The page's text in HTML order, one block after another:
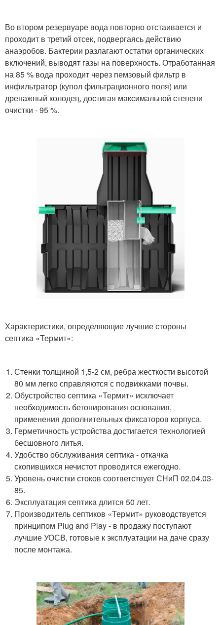
Во втором резервуаре вода повторно отстаивается и
проходит в третий отсек, подвергаясь действию
анаэробов. Бактерии разлагают остатки органических
включений, выводят газы на поверхность. Отработанная
на 85 % вода проходит через пемзовый фильтр в
инфильтратор (купол фильтрационного поля) или
дренажный колодец, достигая максимальной степени
очистки - 95 %.
Характеристики, определяющие лучшие стороны
септика «Термит»:
Стенки толщиной 1,5-2 см, ребра жесткости высотой
80 мм легко справляются с подвижками почвы.
Обустройство септика «Термит» исключает
необходимость бетонирования основания,
применения дополнительных фиксаторов корпуса.
Герметичность устройства достигается технологией
бесшовного литья.
Удобство обслуживания септика - откачка
скопившихся нечистот проводится ежегодно.
Уровень очистки стоков соответствует СНиП 02.04.03-
85.
Эксплуатация септика длится 50 лет.
Производитель септиков «Термит» руководствуется
принципом Plug and Play - в продажу поступают
лучшие УОСВ, готовые к эксплуатации на даче сразу
после монтажа.